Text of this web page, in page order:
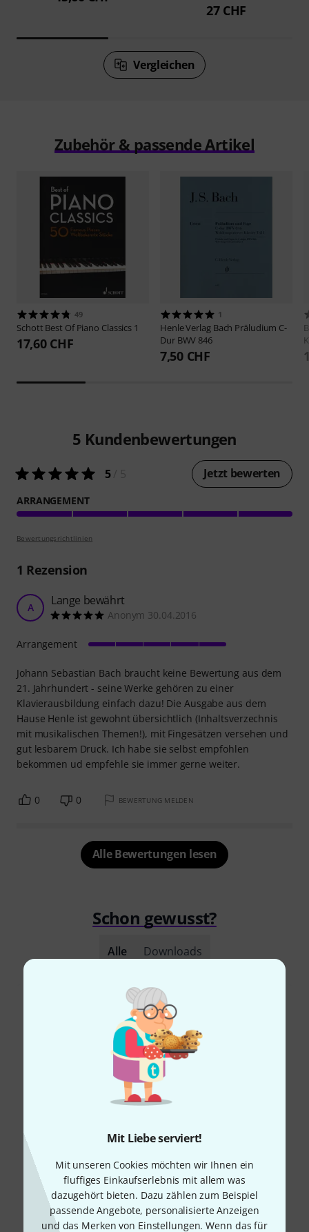
Mit Liebe serviert!
Mit unseren Cookies möchten wir Ihnen ein
fluffiges Einkaufserlebnis mit allem was
dazugehört bieten. Dazu zählen zum Beispiel
passende Angebote, personalisierte Anzeigen
und das Merken von Einstellungen. Wenn das für
27 CHF
Vergleichen
Zubehör & passende Artikel
49
Schott Best Of Piano Classics 1
17,60 CHF
1
Henle Verlag Bach Präludium C-
Dur BWV 846
7,50 CHF
5 Kundenbewertungen
5/ 5 Jetzt bewerten
ARRANGEMENT
Bewertungsrichtlinien
1 Rezension
A Lange bewährt
Anonym 30.04.2016
Johann Sebastian Bach braucht keine Bewertung aus dem
21. Jahrhundert - seine Werke gehören zu einer
Klavierausbildung einfach dazu! Die Ausgabe aus dem
Hause Henle ist gewohnt übersichtlich (Inhaltsverzechnis
mit musikalischen Themen!), mit Fingesätzen versehen und
gut lesbarem Druck. Ich habe sie selbst empfohlen
bekommen ud empfehle sie immer gerne weiter.
Arrangement
0 0 BEWERTUNG MELDEN
Alle Bewertungen lesen
Schon gewusst?
Alle Downloads